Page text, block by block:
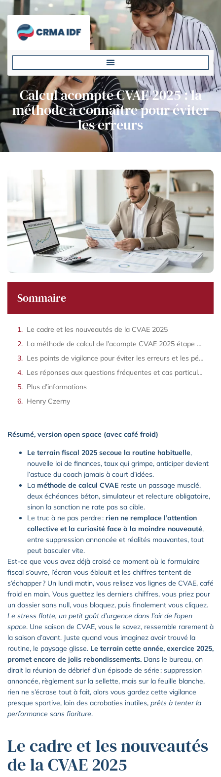
Calcul acompte CVAE 2025 : la
méthode à connaître pour éviter
les erreurs
Sommaire
Le cadre et les nouveautés de la CVAE 2025
La méthode de calcul de l’acompte CVAE 2025 étape par étape
Les points de vigilance pour éviter les erreurs et les pénalités
Les réponses aux questions fréquentes et cas particuliers
Plus d’informations
Henry Czerny
Résumé, version open space (avec café froid)
Le terrain fiscal 2025 secoue la routine habituelle,
nouvelle loi de finances, taux qui grimpe, anticiper devient
l’astuce du coach jamais à court d’idées.
La méthode de calcul CVAE reste un passage musclé,
deux échéances béton, simulateur et relecture obligatoire,
sinon la sanction ne rate pas sa cible.
Le truc à ne pas perdre : rien ne remplace l’attention
collective et la curiosité face à la moindre nouveauté,
entre suppression annoncée et réalités mouvantes, tout
peut basculer vite.
Est-ce que vous avez déjà croisé ce moment où le formulaire
fiscal s’ouvre, l’écran vous éblouit et les chiffres tentent de
s’échapper ? Un lundi matin, vous relisez vos lignes de CVAE, café
froid en main. Vous guettez les derniers chiffres, vous priez pour
un dossier sans null, vous bloquez, puis finalement vous cliquez.
Le stress flotte, un petit goût d’urgence dans l’air de l’open
space. Une saison de CVAE, vous le savez, ressemble rarement à
la saison d’avant. Juste quand vous imaginez avoir trouvé la
routine, le paysage glisse. Le terrain cette année, exercice 2025,
promet encore de jolis rebondissements. Dans le bureau, on
dirait la réunion de débrief d’un épisode de série : suppression
annoncée, règlement sur la sellette, mais sur la feuille blanche,
rien ne s’écrase tout à fait, alors vous gardez cette vigilance
presque sportive, loin des acrobaties inutiles, prêts à tenter la
performance sans fioriture.
Le cadre et les nouveautés
de la CVAE 2025